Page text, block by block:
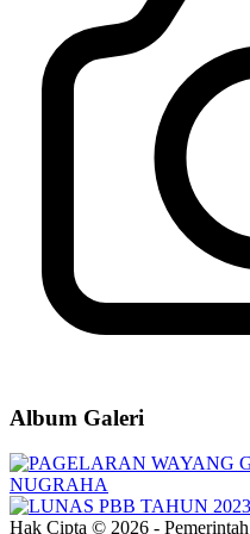
Album Galeri
Hak Cipta © 2026 - Pemerintah